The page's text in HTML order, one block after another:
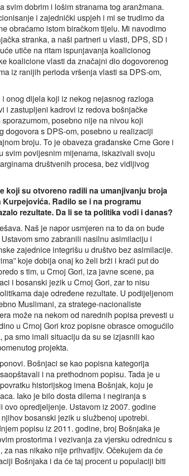
dobrim i lošim stranama tog aranžmana.
i zajednički uspjeh i mi se trudimo da
obraćamo istom biračkom tijelu. Mi navodimo
stranka, a naši partneri u vlasti, DPS, SD i
utiče na ritam ispunjavanja koalicionog
koalicione vlasti da značajni dio dogovorenog
iz ranijih perioda vršenja vlasti sa DPS-om,
onog dijela koji iz nekog nejasnog razloga
i zastupljeni kadrovi iz redova bošnjačke
posebno nije na nivou koji
dogovora s DPS-om, posebno u realizaciji
broju. To je obaveza građanske Crne Gore i
svim povijesnim mijenama, iskazivali svoju
društvenih procesa, bez vidljivog
koji su otvoreno radili na umanjivanju broja
Radilo se i na programu
rezultate. Da li se ta politika vodi i danas?
Naš je napor usmjeren na to da on bude
smo zabranili nasilnu asimilaciju i
zajednice integrišu u društvo bez asimilacije.
koje dobija onaj ko želi brži i kraći put do
s tim, u Crnoj Gori, iza javne scene, pa
i bosanski jezik u Crnoj Gori, zar to nisu
daje određene rezultate. U podijeljenom
Muslimani, za stratege-nacionaliste
može na nekom od narednih popisa prevesti u
u Crnoj Gori kroz popisne obrasce omogućilo
smo imali situaciju da su se izjasnili kao
projekta.
Bošnjaci se kao popisna kategorija
i na prethodnom popisu. Tada je u
historijskog imena Bošnjak, koju je
Iako je bilo dosta dilema i negiranja s
opredjeljenje. Ustavom iz 2007. godine
bosanski jezik u službenoj upotrebi.
popisu iz 2011. godine, broj Bošnjaka je
prostorima i vezivanja za vjersku odrednicu s
nas nikako nije prihvatljiv. Očekujem da će
Bošnjaka i da će taj procent u populaciji biti